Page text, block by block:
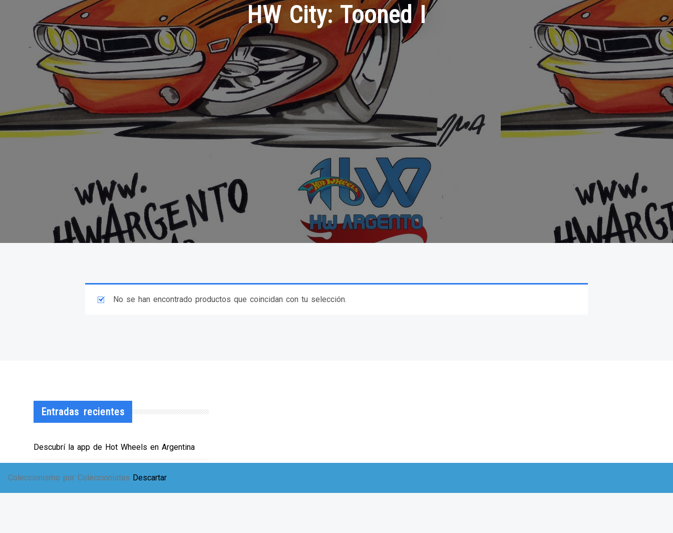
Coleccionismo por Coleccionistas Descartar
HW City: Tooned I
No se han encontrado productos que coincidan con tu selección.
Entradas recientes
Descubrí la app de Hot Wheels en Argentina
EXPO SOLIDARIA